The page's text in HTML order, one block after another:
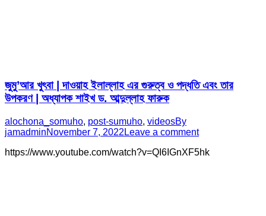
জুমু’আর খুৎবা | দাওয়াহ ইলাল্লাহ এর গুরুত্ব ও পদ্ধতি এবং তার
উপকরণ | অধ্যাপক শাইখ ড. আব্দুল্লাহ ফারুক
alochona_somuho, post-sumuho, videosBy
jamadminNovember 7, 2022 Leave a comment
https://www.youtube.com/watch?v=QI6IGnXF5hk